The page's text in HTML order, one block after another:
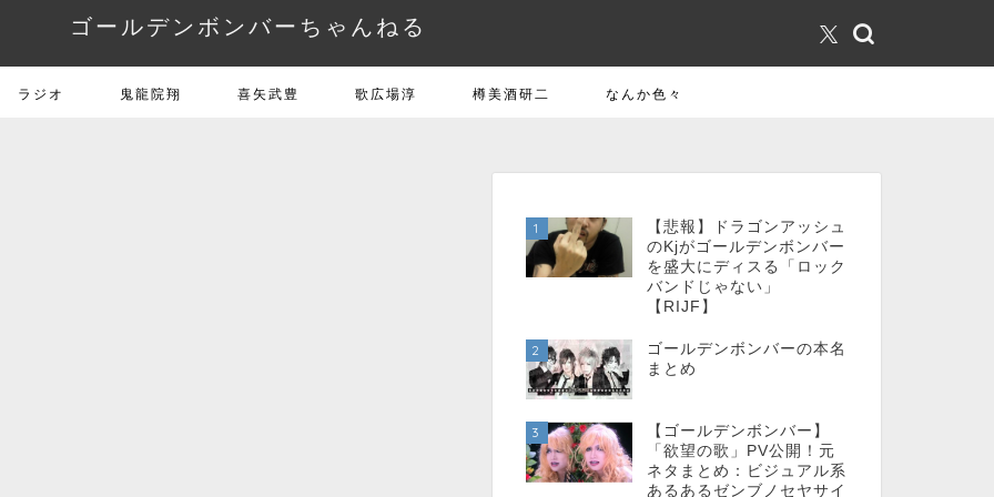
ゴールデンボンバーちゃんねる
ラジオ 鬼龍院翔 喜矢武豊 歌広場淳 樽美酒研二 なんか色々
1
【悲報】ドラゴンアッシュ
のKjがゴールデンボンバー
を盛大にディスる「ロック
バンドじゃない」
【RIJF】
2
ゴールデンボンバーの本名
まとめ
3
【ゴールデンボンバー】
「欲望の歌」PV公開！元
ネタまとめ：ビジュアル系
あるあるゼンブノセヤサイ